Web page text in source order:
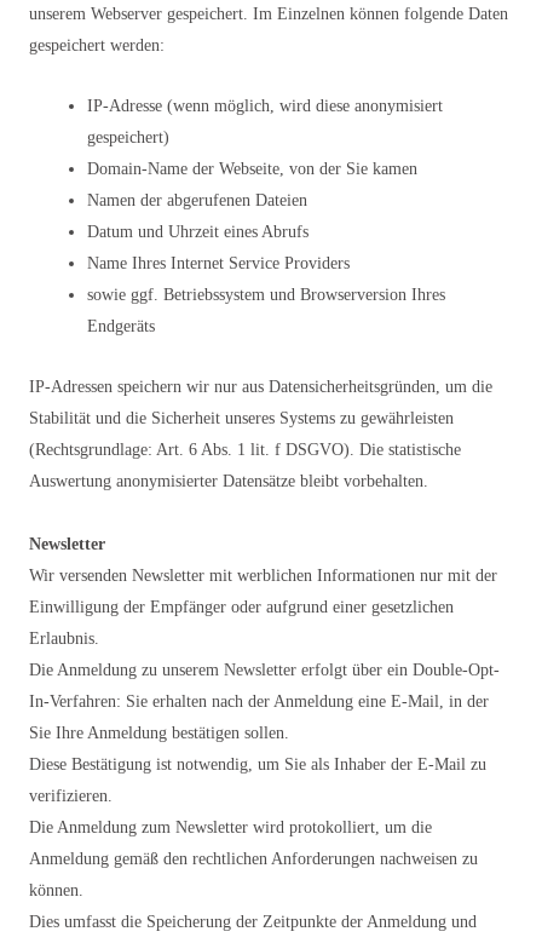
unserem Webserver gespeichert. Im Einzelnen können folgende Daten
gespeichert werden:
IP-Adresse (wenn möglich, wird diese anonymisiert
gespeichert)
Domain-Name der Webseite, von der Sie kamen
Namen der abgerufenen Dateien
Datum und Uhrzeit eines Abrufs
Name Ihres Internet Service Providers
sowie ggf. Betriebssystem und Browserversion Ihres
Endgeräts
IP-Adressen speichern wir nur aus Datensicherheitsgründen, um die
Stabilität und die Sicherheit unseres Systems zu gewährleisten
(Rechtsgrundlage: Art. 6 Abs. 1 lit. f DSGVO). Die statistische
Auswertung anonymisierter Datensätze bleibt vorbehalten.
Newsletter
Wir versenden Newsletter mit werblichen Informationen nur mit der
Einwilligung der Empfänger oder aufgrund einer gesetzlichen
Erlaubnis.
Die Anmeldung zu unserem Newsletter erfolgt über ein Double-Opt-
In-Verfahren: Sie erhalten nach der Anmeldung eine E-Mail, in der
Sie Ihre Anmeldung bestätigen sollen.
Diese Bestätigung ist notwendig, um Sie als Inhaber der E-Mail zu
verifizieren.
Die Anmeldung zum Newsletter wird protokolliert, um die
Anmeldung gemäß den rechtlichen Anforderungen nachweisen zu
können.
Dies umfasst die Speicherung der Zeitpunkte der Anmeldung und